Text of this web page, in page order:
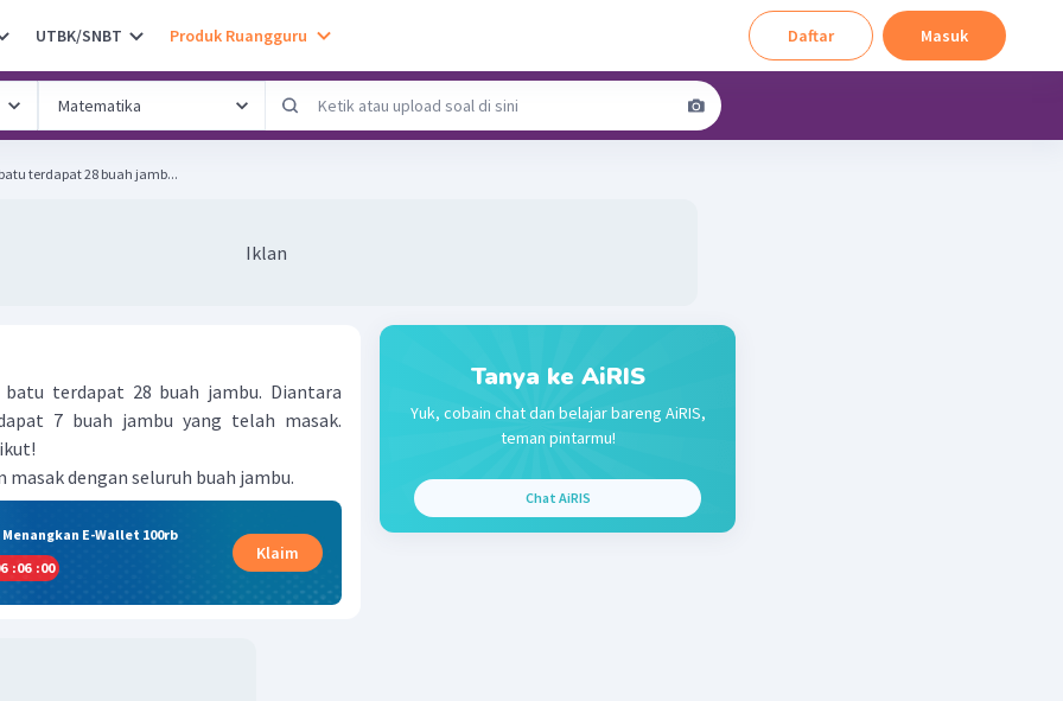
UTBK/SNBT Produk Ruangguru Daftar Masuk
terdapat 28 buah jamb...
Iklan
batu terdapat 28 buah jambu. Diantara
7 buah jambu yang telah masak.
dengan seluruh buah jambu.
E-Wallet 100rb
:05 :59
Klaim
Tanya ke AiRIS
Yuk, cobain chat dan belajar bareng AiRIS,
teman pintarmu!
Chat AiRIS